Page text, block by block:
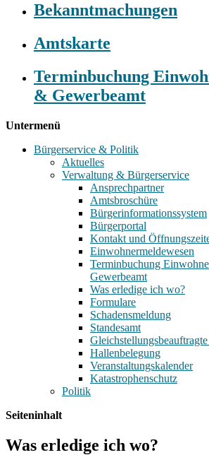
Bekanntmachungen
Amtskarte
Terminbuchung
& Gewerbeamt
Untermenü
Bürgerservice & Politik
Aktuelles
Verwaltung & Bürgerservice
Ansprechpartner
Amtsbroschüre
Bürgerinformationssystem
Bürgerportal
Kontakt und
Einwohnermeldewesen
Terminbuchung
Gewerbeamt
Was erledige ich wo?
Formulare
Schadensmeldung
Standesamt
Hallenbelegung
Veranstaltungskalender
Katastrophenschutz
Politik
Seiteninhalt
Was erledige ich wo?